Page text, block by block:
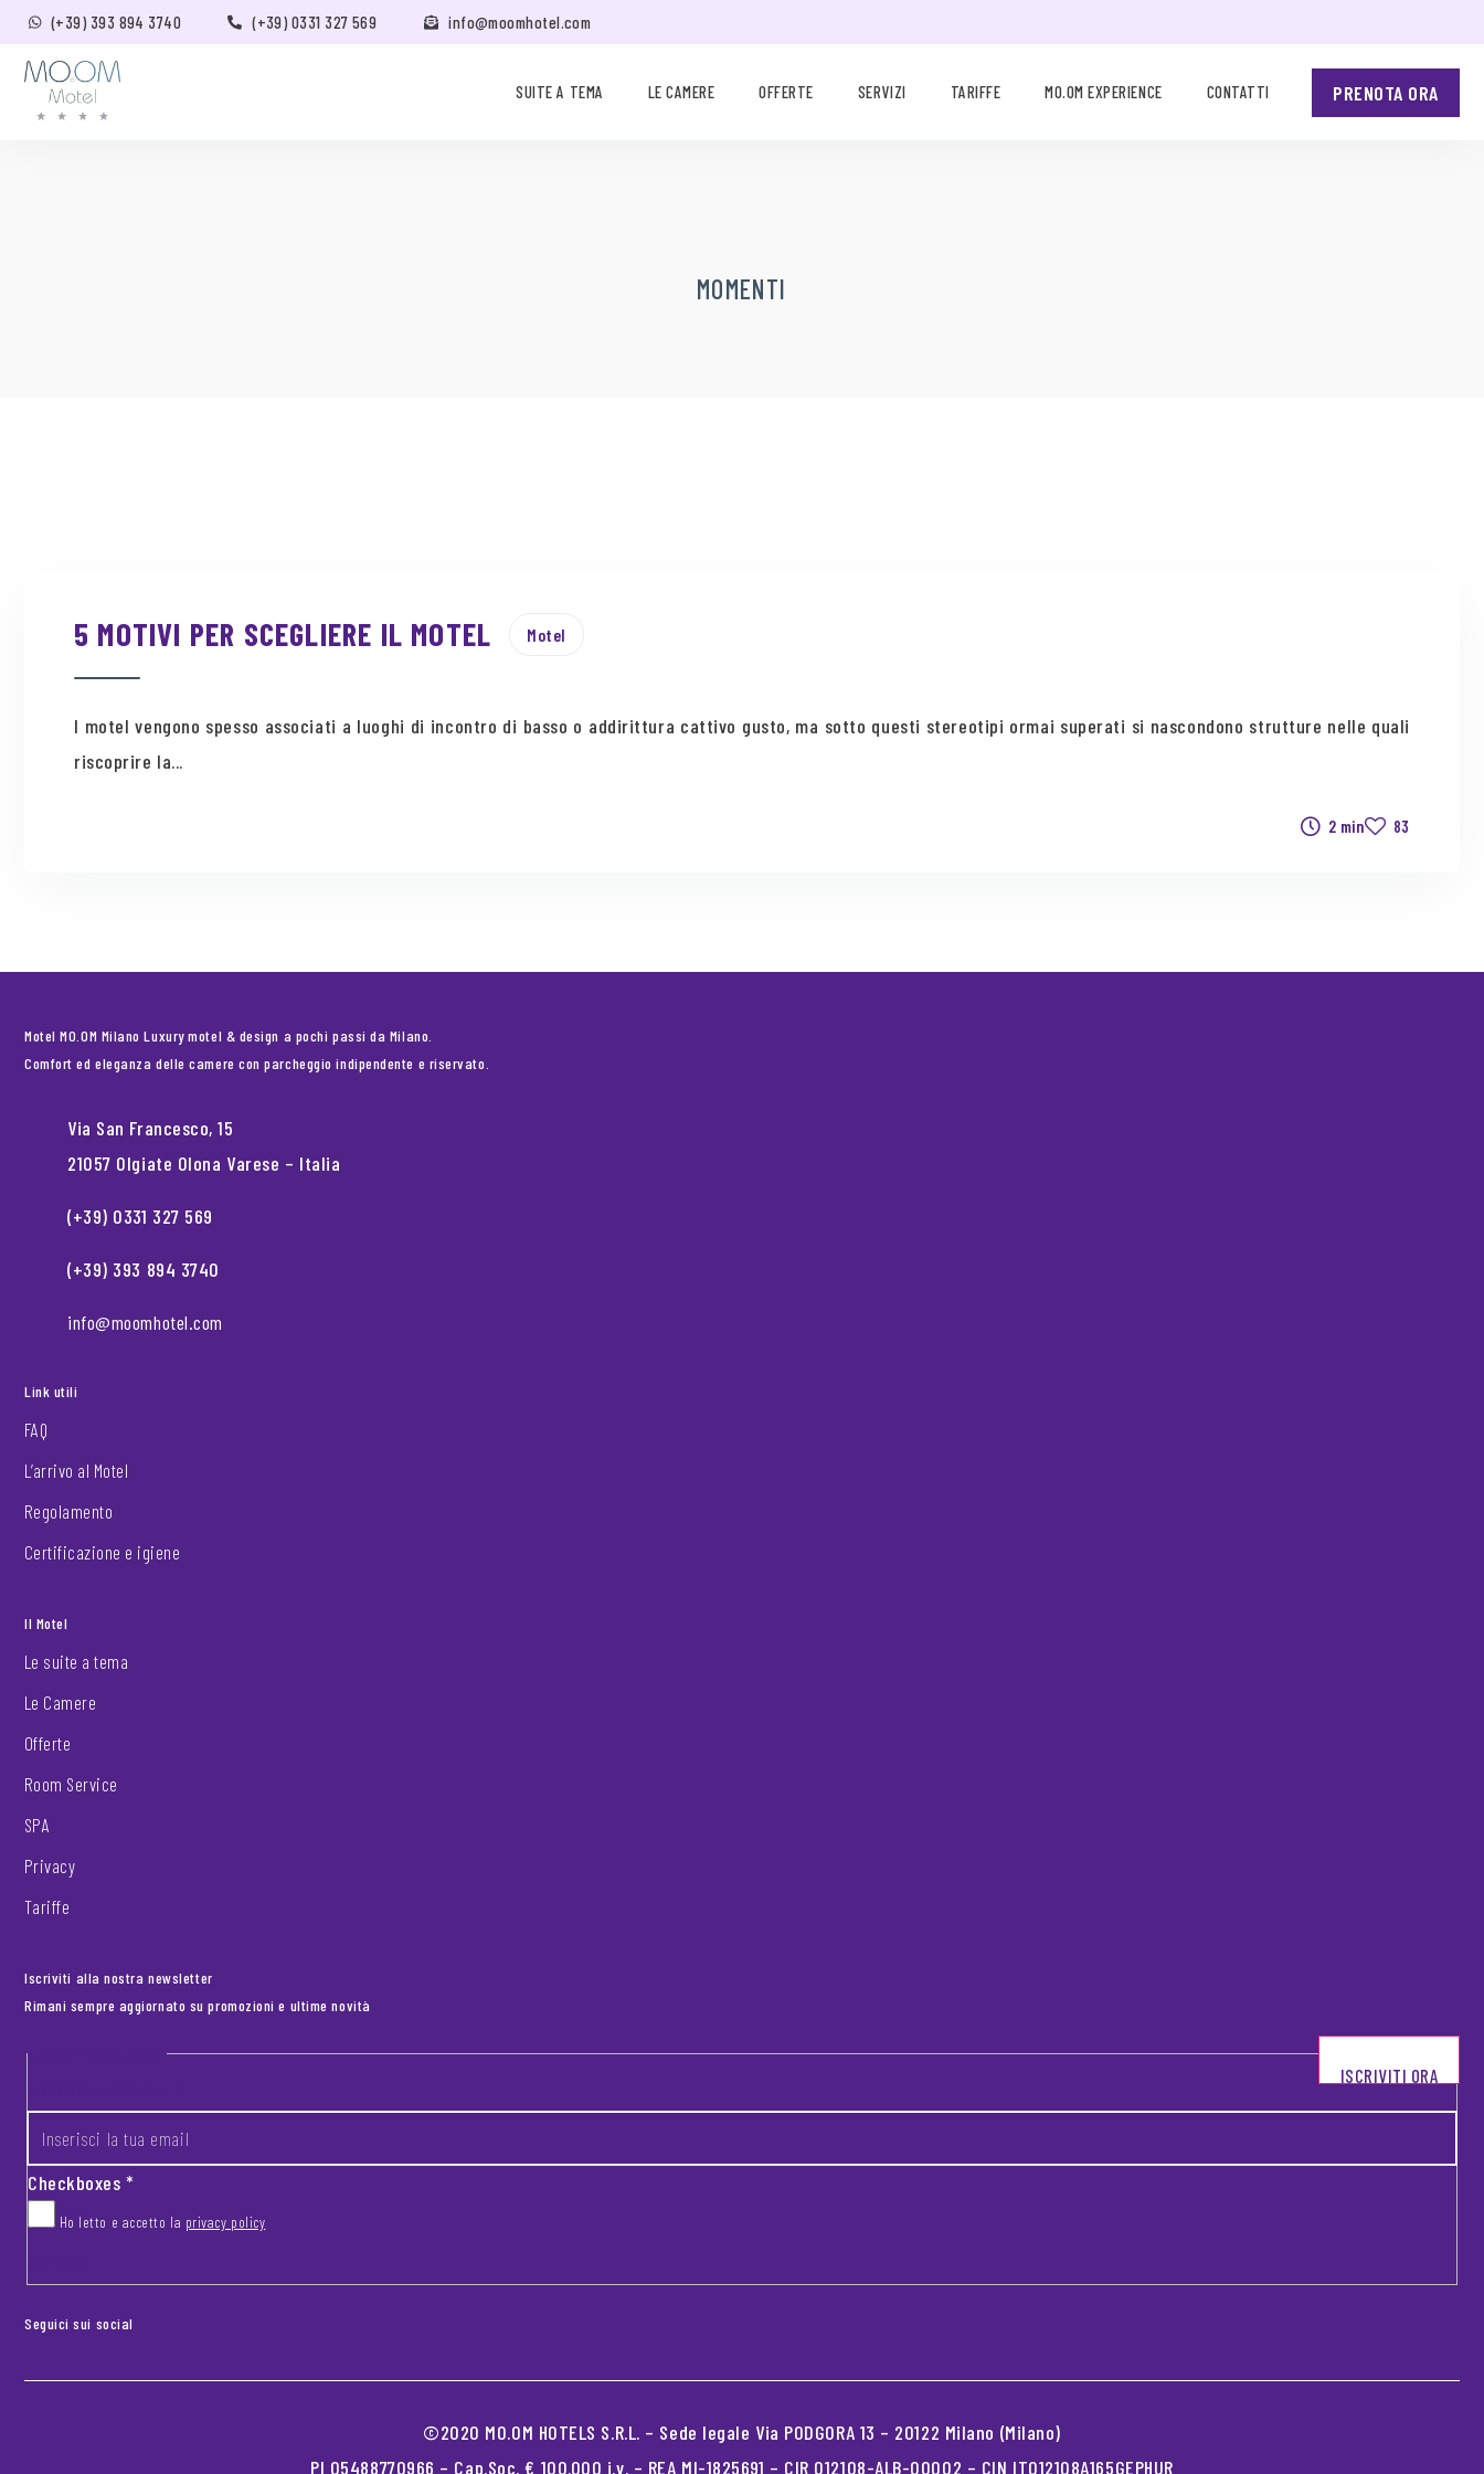
(+39) 393 894 3740 (+39) 0331 327 569 info@moomhotel.com
SUITE A TEMA LE CAMERE OFFERTE SERVIZI TARIFFE MO.OM EXPERIENCE CONTATTI PRENOTA ORA
MOMENTI
5 MOTIVI PER SCEGLIERE IL MOTEL Motel
I motel vengono spesso associati a luoghi di incontro di basso o addirittura cattivo gusto, ma sotto questi stereotipi ormai superati si nascondono strutture nelle quali
riscoprire la...
83
2 min
Motel MO.OM Milano Luxury motel & design a pochi passi da Milano.
Comfort ed eleganza delle camere con parcheggio indipendente e riservato.
Via San Francesco, 15
21057 Olgiate Olona Varese – Italia
(+39) 0331 327 569
(+39) 393 894 3740
info@moomhotel.com
Link utili
FAQ
L’arrivo al Motel
Regolamento
Certificazione e igiene
Il Motel
Le suite a tema
Le Camere
Offerte
Room Service
SPA
Privacy
Tariffe
Iscriviti alla nostra newsletter
Rimani sempre aggiornato su promozioni e ultime novità
Footer newsletter
Checkboxes*
Ho letto e accetto la privacy policy
ISCRIVITI ORA
Seguici sui social
©2020 MO.OM HOTELS S.R.L. – Sede legale Via PODGORA 13 – 20122 Milano (Milano)
PI 05488770966 – Cap.Soc. € 100.000 i.v. – REA MI-1825691 – CIR 012108-ALB-00002 – CIN IT012108A165GEPHUR